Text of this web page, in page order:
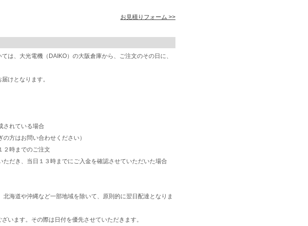
お見積りフォーム >>
、大光電機（DAIKO）の大阪倉庫から、ご注文のその日に、
けとなります。
れている場合
方はお問い合わせください）
時までのご注文
だき、当日１３時までにご入金を確認させていただいた場合
海道や沖縄など一部地域を除いて、原則的に翌日配達となりま
います。その際は日付を優先させていただきます。